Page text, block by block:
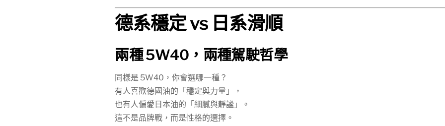
德系穩定 vs 日系滑順
兩種 5W40，兩種駕駛哲學
同樣是 5W40，你會選哪一種？
有人喜歡德國油的「穩定與力量」，
也有人偏愛日本油的「細膩與靜謐」。
這不是品牌戰，而是性格的選擇。